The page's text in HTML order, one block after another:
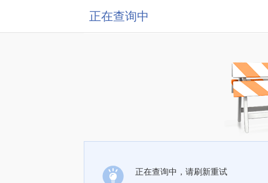
正在查询中
正在查询中，请刷新重试